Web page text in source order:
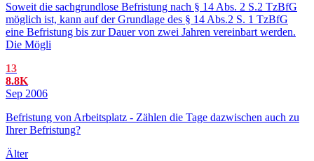
Soweit die sachgrundlose Befristung nach § 14 Abs. 2 S.2 TzBfG
möglich ist, kann auf der Grundlage des § 14 Abs.2 S. 1 TzBfG
eine Befristung bis zur Dauer von zwei Jahren vereinbart werden.
Die Mögli
13
8.8K
Sep 2006
Befristung von Arbeitsplatz - Zählen die Tage dazwischen auch zu
Ihrer Befristung?
Älter